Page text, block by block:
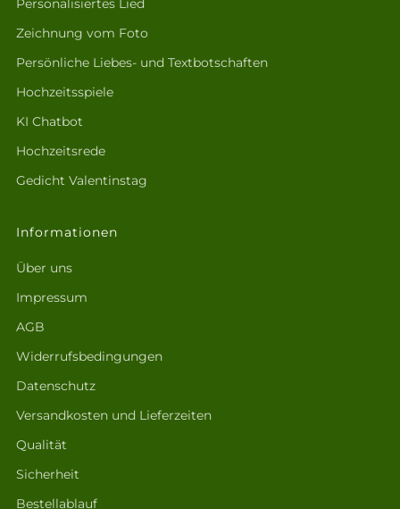
Personalisiertes Lied
Zeichnung vom Foto
Persönliche Liebes- und Textbotschaften
Hochzeitsspiele
KI Chatbot
Hochzeitsrede
Gedicht Valentinstag
Informationen
Über uns
Impressum
AGB
Widerrufsbedingungen
Datenschutz
Versandkosten und Lieferzeiten
Qualität
Sicherheit
Bestellablauf